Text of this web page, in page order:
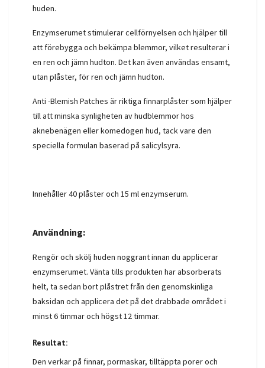
huden.
Enzymserumet stimulerar cellförnyelsen och hjälper till
att förebygga och bekämpa blemmor, vilket resulterar i
en ren och jämn hudton. Det kan även användas ensamt,
utan plåster, för ren och jämn hudton.
Anti -Blemish Patches är riktiga finnarplåster som hjälper
till att minska synligheten av hudblemmor hos
aknebenägen eller komedogen hud, tack vare den
speciella formulan baserad på salicylsyra.
Innehåller 40 plåster och 15 ml enzymserum.
Användning:
Rengör och skölj huden noggrant innan du applicerar
enzymserumet. Vänta tills produkten har absorberats
helt, ta sedan bort plåstret från den genomskinliga
baksidan och applicera det på det drabbade området i
minst 6 timmar och högst 12 timmar.
Resultat:
Den verkar på finnar, pormaskar, tilltäppta porer och